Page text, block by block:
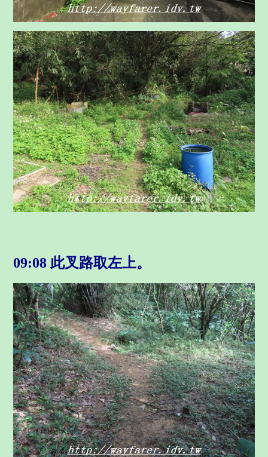
09:08 此叉路取左上。